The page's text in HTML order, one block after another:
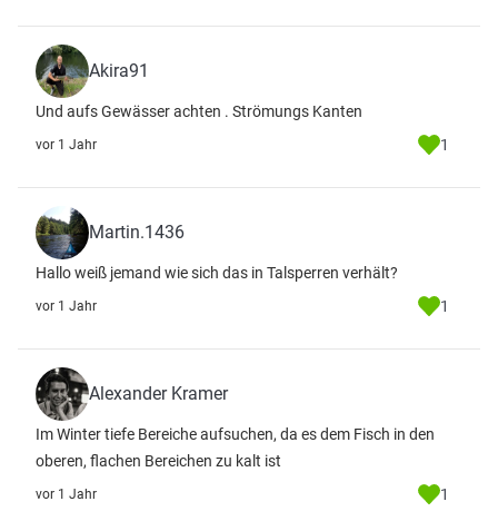
Akira91
Und aufs Gewässer achten . Strömungs Kanten
vor 1 Jahr 1
Martin.1436
Hallo weiß jemand wie sich das in Talsperren verhält?
vor 1 Jahr 1
Alexander Kramer
Im Winter tiefe Bereiche aufsuchen, da es dem Fisch in den
oberen, flachen Bereichen zu kalt ist
vor 1 Jahr 1